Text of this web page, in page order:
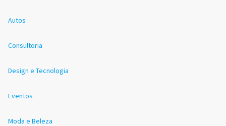
Autos
Consultoria
Design e Tecnologia
Eventos
Moda e Beleza